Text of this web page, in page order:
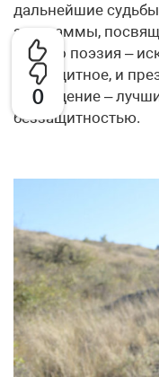
0
дальнейшие
эпиграммы,
Просто поэзия –
беззащитное, и
обсуждение –
беззащитностью.